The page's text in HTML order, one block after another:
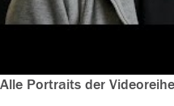
Alle Portraits der